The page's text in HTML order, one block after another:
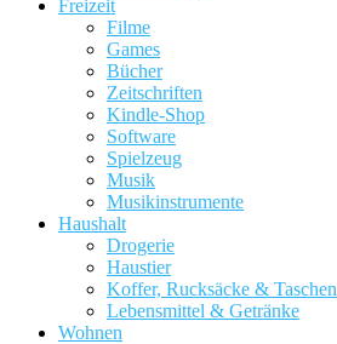
Freizeit
Filme
Games
Bücher
Zeitschriften
Kindle-Shop
Software
Spielzeug
Musik
Musikinstrumente
Haushalt
Drogerie
Haustier
Koffer, Rucksäcke & Taschen
Lebensmittel & Getränke
Wohnen